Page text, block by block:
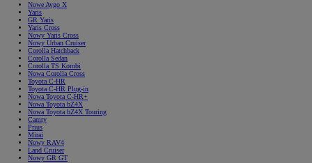
Nowe Aygo X
Yaris
GR Yaris
Yaris Cross
Nowy Yaris Cross
Nowy Urban Cruiser
Corolla Hatchback
Corolla Sedan
Corolla TS Kombi
Nowa Corolla Cross
Toyota C-HR
Toyota C-HR Plug-in
Nowa Toyota C-HR+
Nowa Toyota bZ4X
Nowa Toyota bZ4X Touring
Camry
Prius
Mirai
Nowy RAV4
Land Cruiser
Nowy GR GT